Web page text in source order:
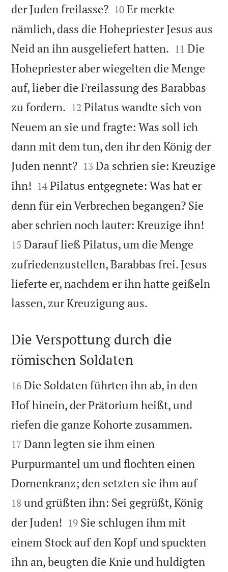
der Juden freilasse?
10 Er merkte
nämlich, dass die Hohepriester Jesus aus
Neid an ihn ausgeliefert hatten. 

11 Die
Hohepriester aber wiegelten die Menge
auf, lieber die Freilassung des Barabbas
zu fordern. 

12 Pilatus wandte sich von
Neuem an sie und fragte: Was soll ich
dann mit dem tun, den ihr den König der
Juden nennt?
13 Da schrien sie: Kreuzige
ihn! 

14 Pilatus entgegnete: Was hat er
denn für ein Verbrechen begangen? Sie
aber schrien noch lauter: Kreuzige ihn!
15 Darauf ließ Pilatus, um die Menge
zufriedenzustellen, Barabbas frei. Jesus
lieferte er, nachdem er ihn hatte geißeln
lassen, zur Kreuzigung aus.

Die Verspottung durch die
römischen Soldaten

16 Die Soldaten führten ihn ab, in den
Hof hinein, der Prätorium heißt, und
riefen die ganze Kohorte zusammen.
17 Dann legten sie ihm einen
Purpurmantel um und flochten einen
Dornenkranz; den setzten sie ihm auf
18 und grüßten ihn: Sei gegrüßt, König
der Juden! 

19 Sie schlugen ihm mit
einem Stock auf den Kopf und spuckten
ihn an, beugten die Knie und huldigten